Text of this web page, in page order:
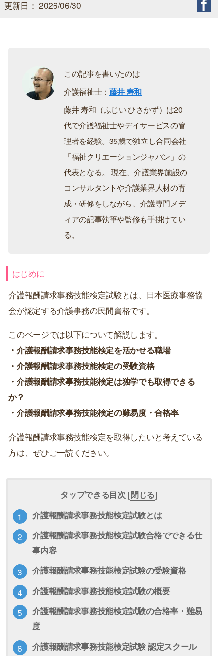
更新日： 2026/06/30
この記事を書いたのは
介護福祉士： 藤井 寿和
藤井 寿和（ふじい ひさかず）は20
代で介護福祉士やデイサービスの管
理者を経験。35歳で独立し合同会社
「福祉クリエーションジャパン」の
代表となる。 現在、介護業界施設の
コンサルタントや介護業界人材の育
成・研修をしながら、介護専門メデ
ィアの記事執筆や監修も手掛けてい
る。
はじめに
介護報酬請求事務技能検定試験とは、日本医療事務協
会が認定する介護事務の民間資格です。
このページでは以下について解説します。
・介護報酬請求事務技能検定を活かせる職場
・介護報酬請求事務技能検定の受験資格
・介護報酬請求事務技能検定は独学でも取得できる
か？
・介護報酬請求事務技能検定の難易度・合格率
介護報酬請求事務技能検定を取得したいと考えている
方は、ぜひご一読ください。
タップできる目次 [閉じる]
介護報酬請求事務技能検定試験とは
介護報酬請求事務技能検定試験合格でできる仕
事内容
介護報酬請求事務技能検定試験の受験資格
介護報酬請求事務技能検定試験の概要
介護報酬請求事務技能検定試験の合格率・難易
度
介護報酬請求事務技能検定試験 認定スクール